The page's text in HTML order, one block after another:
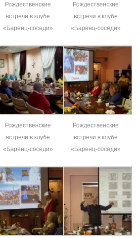
Рождественские
встречи в клубе
«Баренц-соседи»
Рождественские
встречи в клубе
«Баренц-соседи»
Рождественские
встречи в клубе
«Баренц-соседи»
Рождественские
встречи в клубе
«Баренц-соседи»